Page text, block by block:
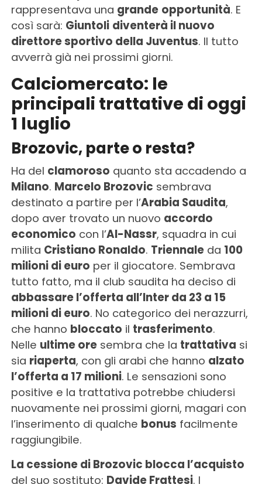
rappresentava una grande opportunità. E
così sarà: Giuntoli diventerà il nuovo
direttore sportivo della Juventus. Il tutto
avverrà già nei prossimi giorni.
Calciomercato: le
principali trattative di oggi
1 luglio
Brozovic, parte o resta?
Ha del clamoroso quanto sta accadendo a
Milano. Marcelo Brozovic sembrava
destinato a partire per l’Arabia Saudita,
dopo aver trovato un nuovo accordo
economico con l’Al-Nassr, squadra in cui
milita Cristiano Ronaldo. Triennaleda 100
milioni di euro per il giocatore. Sembrava
tutto fatto, ma il club saudita ha deciso di
abbassare l’offerta all’Inter da 23 a 15
milioni di euro. No categorico dei nerazzurri,
che hanno bloccato il trasferimento.
Nelle ultime oresembra che la trattativa si
sia riaperta, con gli arabi che hanno alzato
l’offerta a 17 milioni. Le sensazioni sono
positive e la trattativa potrebbe chiudersi
nuovamente nei prossimi giorni, magari con
l’inserimento di qualche bonus facilmente
raggiungibile.
La cessione di Brozovic blocca l’acquisto
del suo sostituto: Davide Frattesi. I